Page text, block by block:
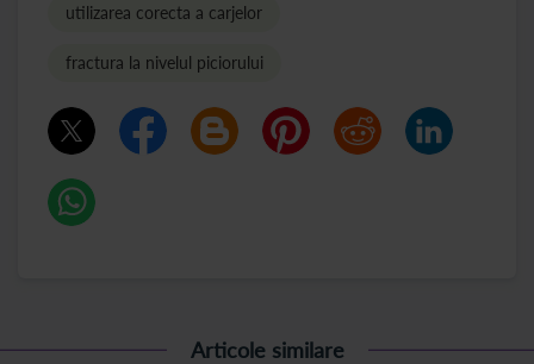
utilizarea corecta a carjelor
fractura la nivelul piciorului
Articole similare